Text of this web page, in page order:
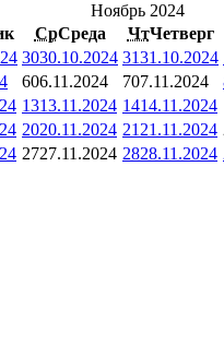
Ноябрь 2024
СрСреда ЧтЧетверг
3030.10.2024 3131.10.2024
606.11.2024 707.11.2024
1313.11.2024 1414.11.2024
2020.11.2024 21 21.11.2024
2727.11.2024 2828.11.2024